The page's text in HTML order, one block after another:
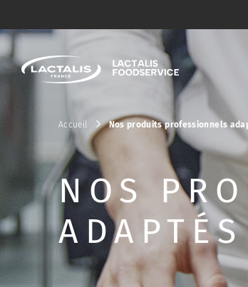
Passer le menu
Accueil Nos produits professionnels
NOS